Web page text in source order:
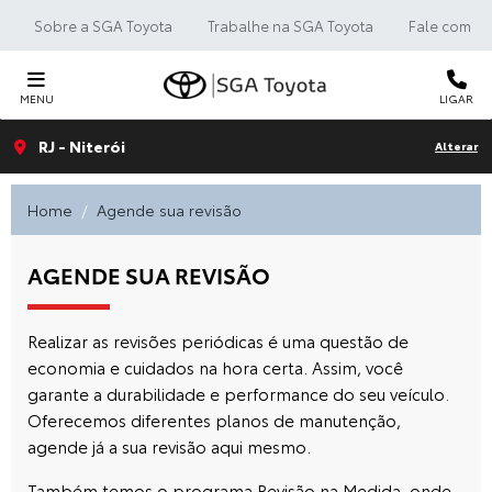
Sobre a SGA Toyota Trabalhe na SGA Toyota Fale com a
MENU LIGAR
RJ - Niterói Alterar
Home Agende sua revisão
AGENDE SUA REVISÃO
Realizar as revisões periódicas é uma questão de
economia e cuidados na hora certa. Assim, você
garante a durabilidade e performance do seu veículo.
Oferecemos diferentes planos de manutenção,
agende já a sua revisão aqui mesmo.